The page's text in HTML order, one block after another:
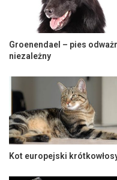
Groenendael – pies
niezależny
Kot europejski